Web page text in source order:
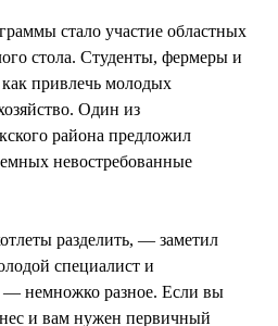
стало участие областных
стола. Студенты, фермеры и
привлечь молодых
Один из
района предложил
невостребованные
разделить, — заметил
специалист и
— немножко разное. Если вы
и вам нужен первичный